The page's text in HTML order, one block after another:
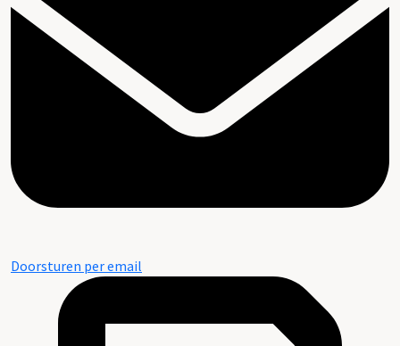
Doorsturen per email